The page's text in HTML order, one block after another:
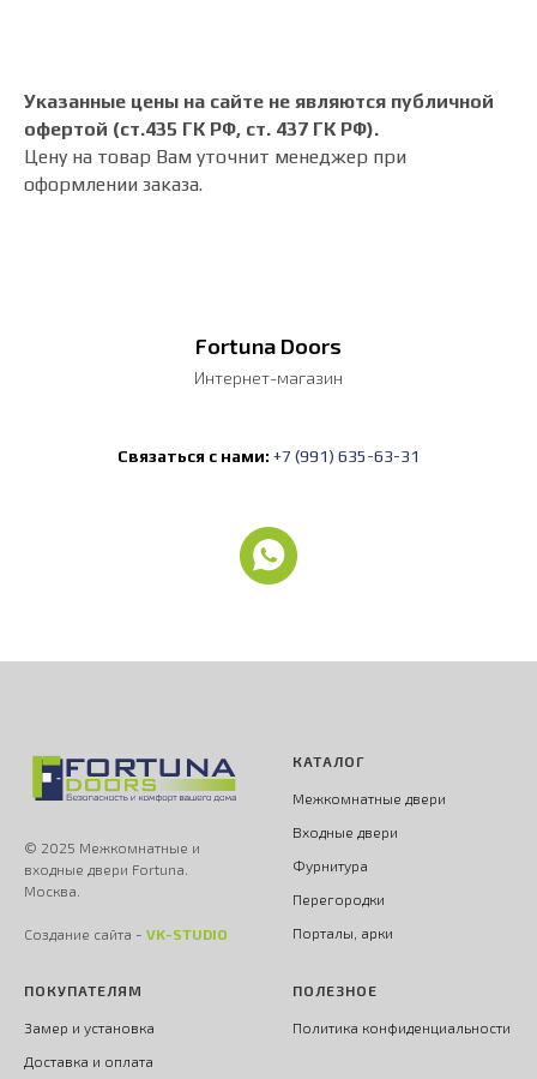
Указанные цены на сайте не являются публичной
офертой (ст.435 ГК РФ, cт. 437 ГК РФ).
Цену на товар Вам уточнит менеджер при
оформлении заказа.
Fortuna Doors
Интернет-магазин
Связаться с нами: +7 (991) 635-63-31
© 2025 Межкомнатные и
входные двери Fortuna.
Москва.
Создание сайта - VK-STUDIO
КАТАЛОГ
Межкомнатные двери
Входные двери
Фурнитура
Перегородки
Порталы, арки
ПОКУПАТЕЛЯМ
Замер и установка
Доставка и оплата
ПОЛЕЗНОЕ
Политика конфиденциальности